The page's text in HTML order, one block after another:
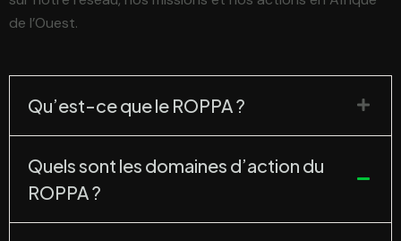
de l’Ouest.
Qu’est-ce que le ROPPA ?
Quels sont les domaines d’action du
ROPPA ?